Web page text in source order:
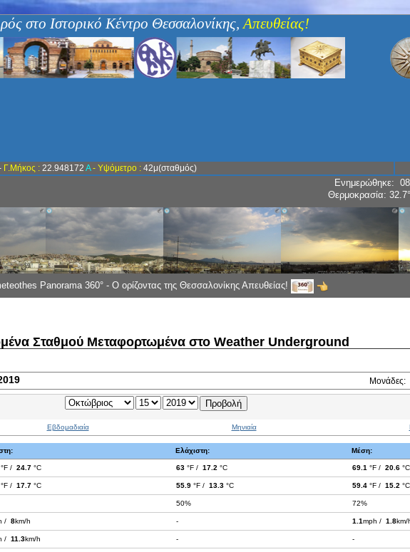
στο Ιστορικό Κέντρο Θεσσαλονίκης,Απευθείας!
Γ.Μήκος :22.948172 Α- Υψόμετρο :42μ(σταθμός)
Ενημερώθηκε:
Panorama 360° - Ο ορίζοντας της Θεσσαλονίκης Απευθείας!
Σταθμού Μεταφορτωμένα στο Weather Underground
Μονάδες:
Εβδομαδιαία Μηνιαία
Ελάχιστη: Μέση:
/ 24.7°C 63°F / 17.2°C 69.1°F / 20.6°C
/ 17.7°C 55.9°F / 13.3°C 59.4°F / 15.2°C
50% 72%
/ 8km/h - 1.1mph / 1.8km/
/ 11.3km/h - -